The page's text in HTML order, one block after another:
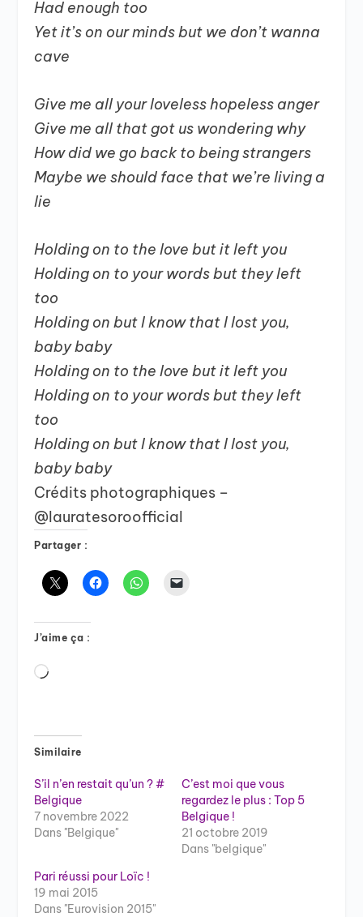
Had enough too
Yet it’s on our minds but we don’t wanna
cave
Give me all your loveless hopeless anger
Give me all that got us wondering why
How did we go back to being strangers
Maybe we should face that we’re living a
lie
Holding on to the love but it left you
Holding on to your words but they left
too
Holding on but I know that I lost you,
baby baby
Holding on to the love but it left you
Holding on to your words but they left
too
Holding on but I know that I lost you,
baby baby
Crédits photographiques –
@lauratesoroofficial
Partager :
J’aime ça :
Chargement…
Similaire
S’il n’en restait qu’un ? #
Belgique
7 novembre 2022
Dans "Belgique"
C’est moi que vous
regardez le plus : Top 5
Belgique !
21 octobre 2019
Dans "belgique"
Pari réussi pour Loïc !
19 mai 2015
Dans "Eurovision 2015"